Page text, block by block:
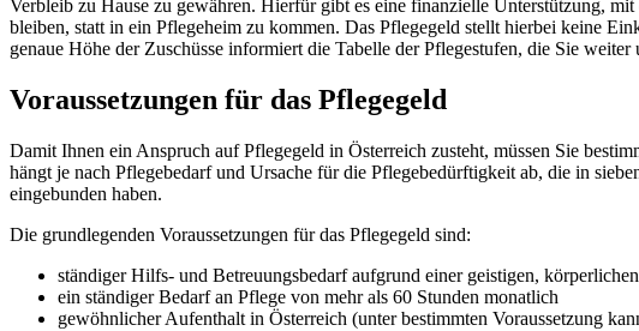
Verbleib zu Hause zu gewähren. Hierfür gibt es eine finanzielle Unterstützung,
bleiben, statt in ein Pflegeheim zu kommen. Das Pflegegeld stellt hierbei keine
genaue Höhe der Zuschüsse informiert die Tabelle der Pflegestufen, die Sie weiter
Voraussetzungen für das Pflegegeld
Damit Ihnen ein Anspruch auf Pflegegeld in Österreich zusteht, müssen Sie
hängt je nach Pflegebedarf und Ursache für die Pflegebedürftigkeit ab, die in
eingebunden haben.
Die grundlegenden Voraussetzungen für das Pflegegeld sind:
ständiger Hilfs- und Betreuungsbedarf aufgrund einer geistigen,
ein ständiger Bedarf an Pflege von mehr als 60 Stunden monatlich
gewöhnlicher Aufenthalt in Österreich (unter bestimmten Voraussetzung